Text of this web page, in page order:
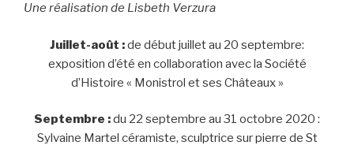
Une réalisation de Lisbeth Verzura
Juillet-août :de début juillet au 20 septembre:
exposition d’été en collaboration avec la Société
d’Histoire « Monistrol et ses Châteaux »
Septembre :du 22 septembre au 31 octobre 2020 :
Sylvaine Martel céramiste, sculptrice sur pierre de St